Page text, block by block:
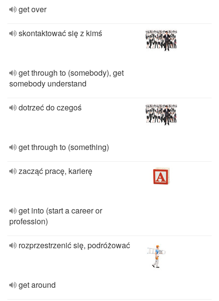
get over
skontaktować się z kimś
get through to (somebody), get
somebody understand
dotrzeć do czegoś
get through to (something)
zacząć pracę, karierę
get into (start a career or
profession)
rozprzestrzenić się, podróżować
get around